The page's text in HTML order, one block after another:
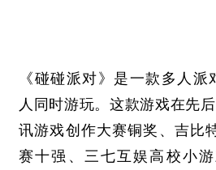
《碰碰派对》是一款多人
人同时游玩。这款游戏在先
讯游戏创作大赛铜奖、吉比
赛十强、三七互娱高校小